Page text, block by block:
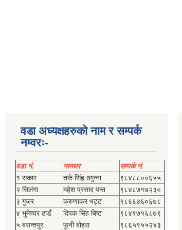
वडा अध्यक्षहरुको नाम र सम्पर्क
नम्वरः-
वडा नं. नामथर
सम्पर्क नं.
१ सकार
तर्क सिंह ठगुन्‍ना
९८४८८००६५५
२ सिलंगा
महेश प्रसाद पन्त
९८४८७१७२३०
३ गुजर
करुणाकर भट्ट
९८६६४६०६७८
४ भुमेश्‍वर ठाडँ
दिपक सिंह बिष्‍ट
९८४९७१६८७९
५ बसन्तपुर
फुनी बोहरा
९८६५९५५२४३